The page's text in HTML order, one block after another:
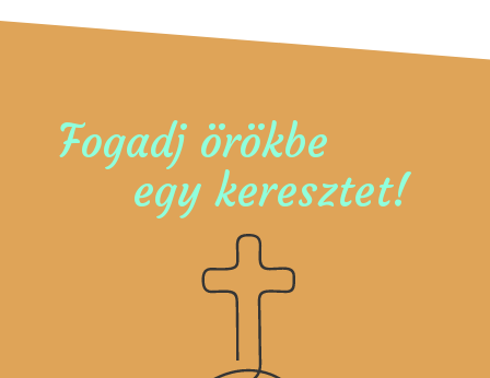
Fogadj örökbe
egy keresztet!